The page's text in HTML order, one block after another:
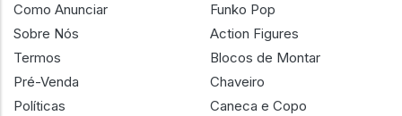
Como Anunciar
Sobre Nós
Termos
Pré-Venda
Políticas
Funko Pop
Action Figures
Blocos de Montar
Chaveiro
Caneca e Copo